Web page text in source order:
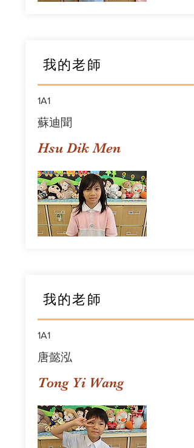
我的老師
1A1
蘇迪聞
Hsu Dik Men
我的老師
1A1
唐懿泓
Tong Yi Wang